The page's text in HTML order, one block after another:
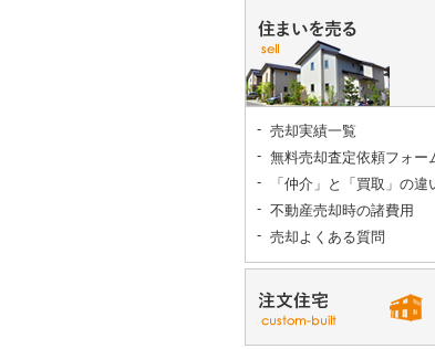
売却実績一覧
無料売却査定依頼フォー
「仲介」と「買取」の違
不動産売却時の諸費用
売却よくある質問